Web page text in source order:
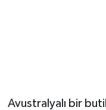
Avustralyalı bir